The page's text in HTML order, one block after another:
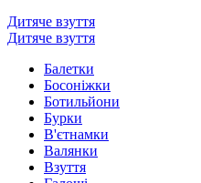
Дитяче взуття
Дитяче взуття
Балетки
Босоніжки
Ботильйони
Бурки
В'єтнамки
Валянки
Взуття